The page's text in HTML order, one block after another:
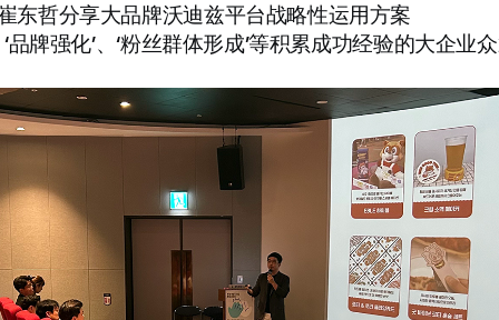
东哲分享大品牌沃迪兹平台战略性运用方案
品牌强化’、‘粉丝群体形成’等积累成功经验的大企业